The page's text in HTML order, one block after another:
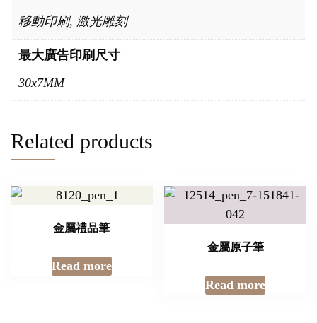
移動印刷, 激光雕刻
最大廣告印刷尺寸
30x7MM
Related products
金屬禮品筆
Read more
金屬原子筆
Read more